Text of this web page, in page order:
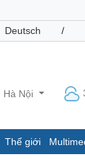
Deutsch /
Hà Nội
Thế giới